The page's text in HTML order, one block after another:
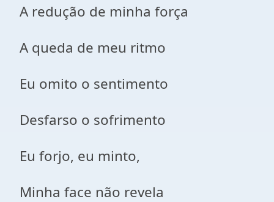
A redução de minha força
A queda de meu ritmo
Eu omito o sentimento
Desfarso o sofrimento
Eu forjo, eu minto,
Minha face não revela